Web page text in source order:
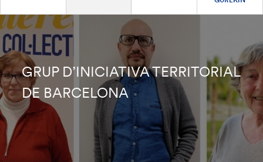
GRUP D’INICIATIVA TERRITORIAL
DE BARCELONA